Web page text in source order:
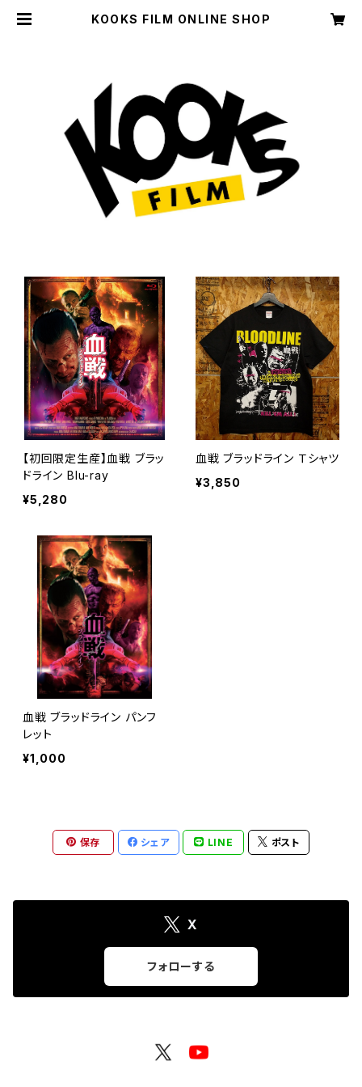
KOOKS FILM ONLINE SHOP
【初回限定生産】血戦 ブラッ
ドライン Blu-ray
¥5,280
血戦 ブラッドライン Ｔシャツ
¥3,850
血戦 ブラッドライン パンフ
レット
¥1,000
保存 シェア LINE ポスト
X
フォローする